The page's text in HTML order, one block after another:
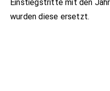
Einstiegstritte mit den
wurden diese ersetzt.